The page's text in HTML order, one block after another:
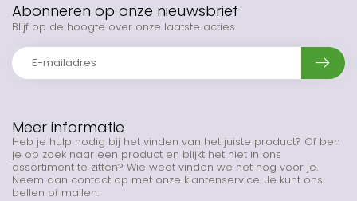
Meer informatie
Heb je hulp nodig bij het vinden van het juiste product? Of ben
je op zoek naar een product en blijkt het niet in ons
assortiment te zitten? Wie weet vinden we het nog voor je.
Neem dan contact op met onze klantenservice. Je kunt ons
bellen of mailen.
Abonneren op onze nieuwsbrief
Blijf op de hoogte over onze laatste acties